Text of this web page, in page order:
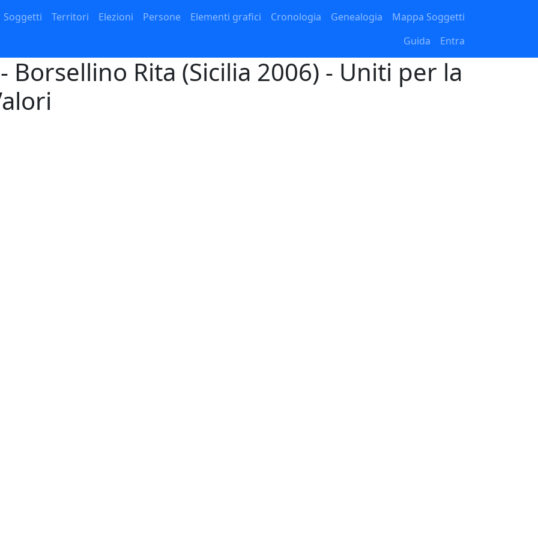
Navigazione principale
Soggetti Territori Elezioni Persone Elementi grafici Cronologia Genealogia
Mappa Soggetti
Guida
Entra
Borsellino Rita (Sicilia 2006) - Uniti per la